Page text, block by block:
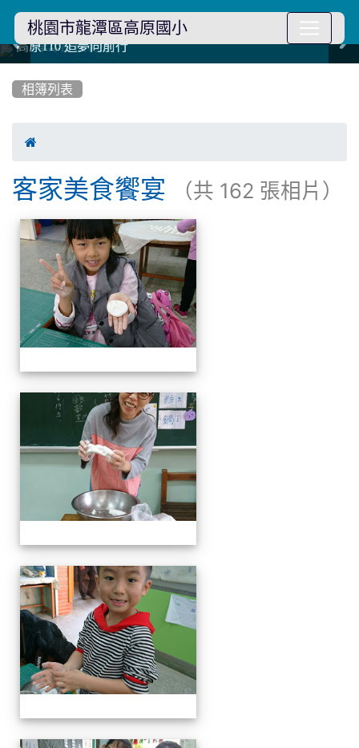
桃園市龍潭區高原國小
114學年度模範生
114學年度模範生
高原110 追夢向前行
高原110 追夢向前行
橄欖樹群
橄欖樹群
相簿列表

客家美食饗宴 （共 162 張相片）
相簿列表 客家美食饗宴
客家美食饗宴
客家美食饗宴